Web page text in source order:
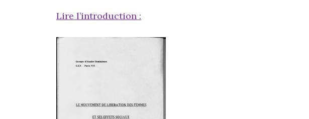
Lire l’introduction :